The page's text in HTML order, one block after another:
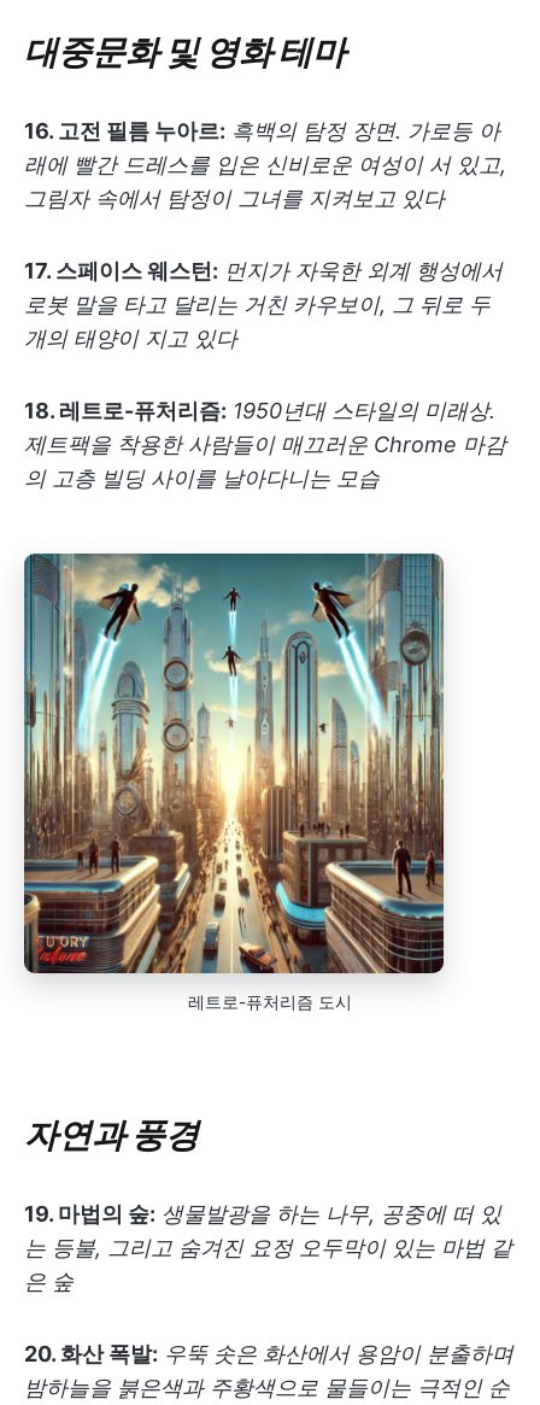
대중문화 및 영화 테마
16. 고전 필름 누아르: 흑백의 탐정 장면. 가로등 아
래에 빨간 드레스를 입은 신비로운 여성이 서 있고,
그림자 속에서 탐정이 그녀를 지켜보고 있다
17. 스페이스 웨스턴: 먼지가 자욱한 외계 행성에서
로봇 말을 타고 달리는 거친 카우보이, 그 뒤로 두
개의 태양이 지고 있다
18. 레트로-퓨처리즘: 1950년대 스타일의 미래상.
제트팩을 착용한 사람들이 매끄러운 Chrome 마감
의 고층 빌딩 사이를 날아다니는 모습
레트로-퓨처리즘 도시
자연과 풍경
19. 마법의 숲: 생물발광을 하는 나무, 공중에 떠 있
는 등불, 그리고 숨겨진 요정 오두막이 있는 마법 같
은 숲
20. 화산 폭발: 우뚝 솟은 화산에서 용암이 분출하며
밤하늘을 붉은색과 주황색으로 물들이는 극적인 순